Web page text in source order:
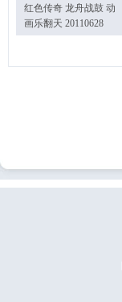
红色传奇 龙舟战鼓 动
画乐翻天 20110628